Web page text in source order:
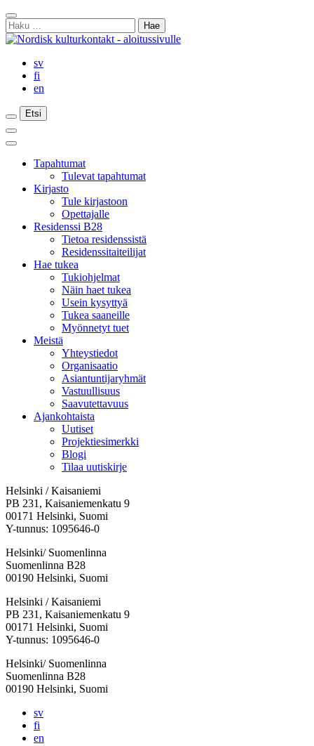
Siirry
sisältöön
Sulje
haku
Haku:
sv
fi
en
Etsi
Etsi
Etsi
Päävalikko
Sulje
päävalikkoTapahtumat
Tulevat tapahtumat
Kirjasto
Tule kirjastoon
Opettajalle
Residenssi B28
Tietoa residenssistä
Residenssitaiteilijat
Hae tukea
Tukiohjelmat
Näin haet tukea
Usein kysyttyä
Tukea saaneille
Myönnetyt tuet
Meistä
Yhteystiedot
Organisaatio
Asiantuntijaryhmät
Vastuullisuus
Saavutettavuus
Ajankohtaista
Uutiset
Projektiesimerkki
Blogi
Tilaa uutiskirje
Helsinki / Kaisaniemi
PB 231, Kaisaniemenkatu 9
00171 Helsinki, Suomi
Y-tunnus: 1095646-0
Helsinki/ Suomenlinna
Suomenlinna B28
00190 Helsinki, Suomi
Facebook:
Avataan
uuteen
välilehteen
Instagram:
Avataan
uuteen
välilehteen
TikTok:
Avataan
uuteen
välilehteen
Youtube:
Avataan
uuteen
välilehteen
Vimeo:
Avataan
uuteen
välilehteen
Helsinki / Kaisaniemi
PB 231, Kaisaniemenkatu 9
00171 Helsinki, Suomi
Y-tunnus: 1095646-0
Helsinki/ Suomenlinna
Suomenlinna B28
00190 Helsinki, Suomi
sv
fi
en